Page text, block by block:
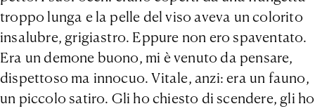
troppo lunga e la pelle del viso aveva un colorito
insalubre, grigiastro. Eppure non ero spaventato.
Era un demone buono, mi è venuto da pensare,
dispettoso ma innocuo. Vitale, anzi: era un fauno,
un piccolo satiro. Gli ho chiesto di scendere, gli ho